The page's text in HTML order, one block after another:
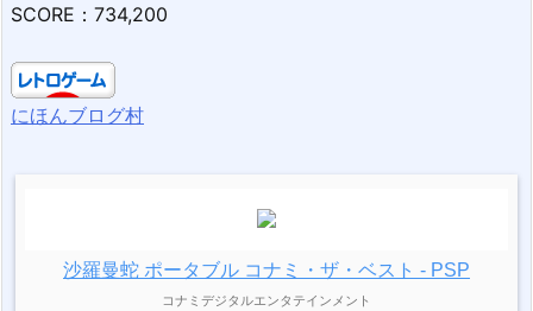
SCORE：734,200
にほんブログ村
沙羅曼蛇 ポータブル コナミ・ザ・ベスト - PSP
コナミデジタルエンタテインメント